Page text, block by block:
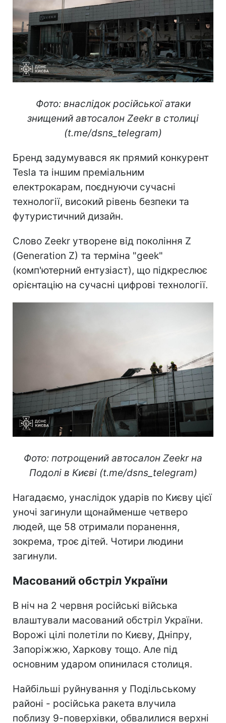
Фото: внаслідок російської атаки
знищений автосалон Zeekr в столиці
(t.me/dsns_telegram)
Бренд задумувався як прямий конкурент
Tesla та іншим преміальним
електрокарам, поєднуючи сучасні
технології, високий рівень безпеки та
футуристичний дизайн.
Слово Zeekr утворене від покоління Z
(Generation Z) та терміна "geek"
(комп'ютерний ентузіаст), що підкреслює
орієнтацію на сучасні цифрові технології.
Фото: потрощений автосалон Zeekr на
Подолі в Києві (t.me/dsns_telegram)
Нагадаємо, унаслідок ударів по Києву цієї
уночі загинули щонайменше четверо
людей, ще 58 отримали поранення,
зокрема, троє дітей. Чотири людини
загинули.
Масований обстріл України
В ніч на 2 червня російські війська
влаштували масований обстріл України.
Ворожі цілі полетіли по Києву, Дніпру,
Запоріжжю, Харкову тощо. Але під
основним ударом опинилася столиця.
Найбільші руйнування у Подільському
районі - російська ракета влучила
поблизу 9-поверхівки, обвалилися верхні